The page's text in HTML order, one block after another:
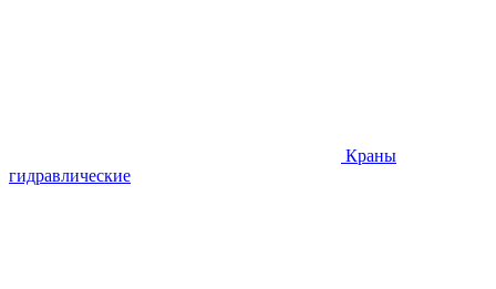
Краны
гидравлические